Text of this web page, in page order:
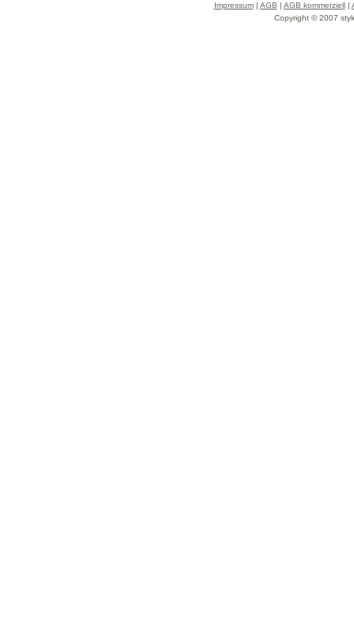
Impressum| AGB | AGB kommerziell|
Copyright © 2007